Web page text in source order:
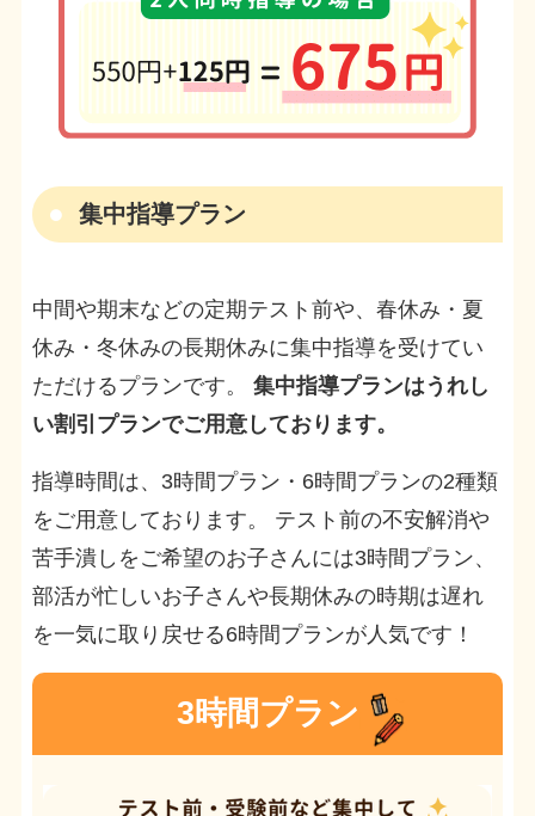
集中指導プラン
中間や期末などの定期テスト前や、春休み・夏
休み・冬休みの長期休みに集中指導を受けてい
ただけるプランです。
集中指導プランはうれし
い割引プランでご用意しております。
指導時間は、3時間プラン・6時間プランの2種類
をご用意しております。 テスト前の不安解消や
苦手潰しをご希望のお子さんには3時間プラン、
部活が忙しいお子さんや長期休みの時期は遅れ
を一気に取り戻せる6時間プランが人気です！
3時間プラン